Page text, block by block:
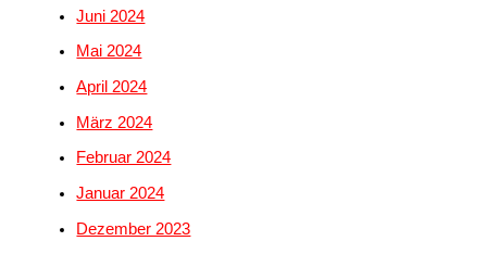
Juni 2024
Mai 2024
April 2024
März 2024
Februar 2024
Januar 2024
Dezember 2023